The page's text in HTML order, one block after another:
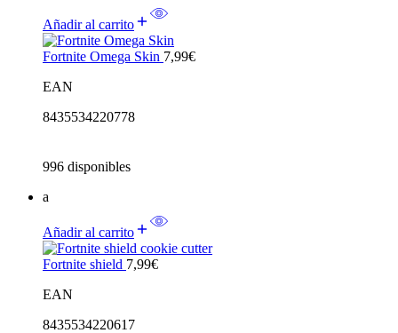
Añadir al carrito
Fortnite Omega Skin 7,99€
EAN
8435534220778
996 disponibles
a
Añadir al carrito
Fortnite shield 7,99€
EAN
8435534220617